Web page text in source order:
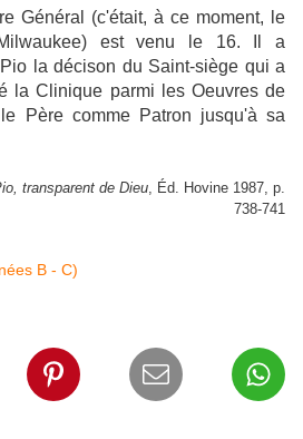
Général (c'était, à ce moment, le
est venu le 16. Il a
la décison du Saint-siège qui a
la Clinique parmi les Oeuvres de
Père comme Patron jusqu'à sa
transparent de Dieu, Éd. Hovine 1987, p.
738-741
B - C)